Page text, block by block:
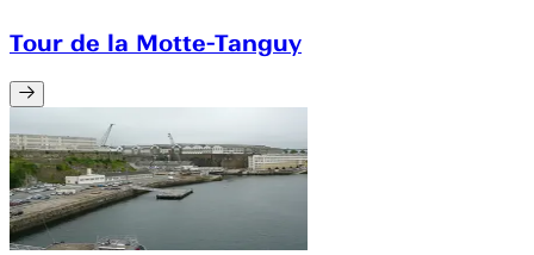
Tour de la Motte-Tanguy